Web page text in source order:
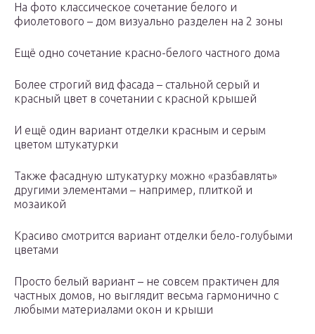
На фото классическое сочетание белого и
фиолетового – дом визуально разделен на 2 зоны
Ещё одно сочетание красно-белого частного дома
Более строгий вид фасада – стальной серый и
красный цвет в сочетании с красной крышей
И ещё один вариант отделки красным и серым
цветом штукатурки
Также фасадную штукатурку можно «разбавлять»
другими элементами – например, плиткой и
мозаикой
Красиво смотрится вариант отделки бело-голубыми
цветами
Просто белый вариант – не совсем практичен для
частных домов, но выглядит весьма гармонично с
любыми материалами окон и крыши